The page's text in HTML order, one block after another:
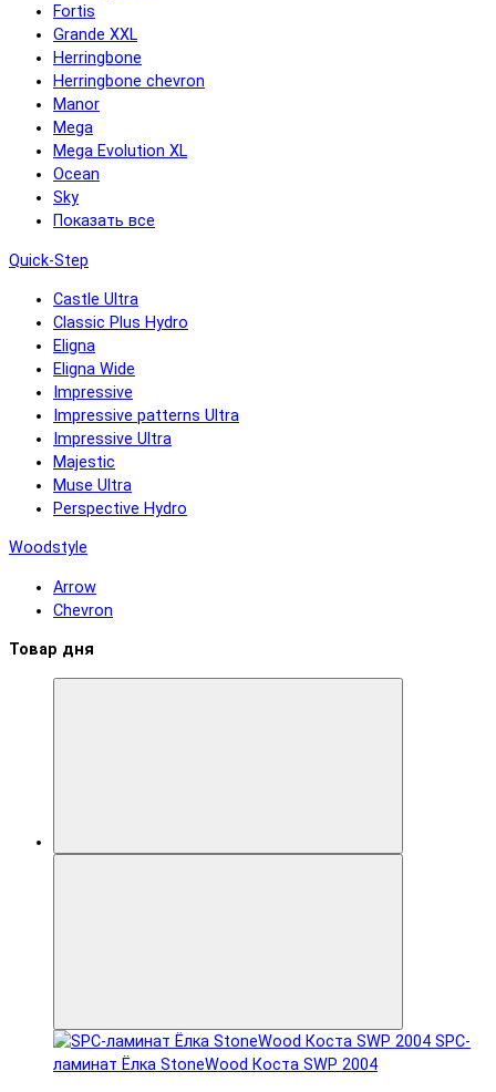
Fortis
Grande XXL
Herringbone
Herringbone chevron
Manor
Mega
Mega Evolution XL
Ocean
Sky
Показать все
Quick-Step
Castle Ultra
Classic Plus Hydro
Eligna
Eligna Wide
Impressive
Impressive patterns Ultra
Impressive Ultra
Majestic
Muse Ultra
Perspective Hydro
Woodstyle
Arrow
Chevron
Товар дня
SPC-
ламинат Ëлка StoneWood Коста SWP 2004